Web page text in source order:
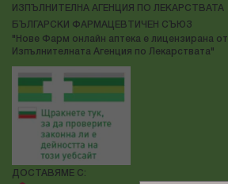
ИЗПЪЛНИТЕЛНА АГЕНЦИЯ ПО ЛЕКАРСТВАТА
БЪЛГАРСКИ ФАРМАЦЕВТИЧЕН СЪЮЗ
"Нове Фарм онлайн аптека е лицензирана от
Изпълнителната Агенция по Лекарствата"
ДОСТАВЯМЕ С: